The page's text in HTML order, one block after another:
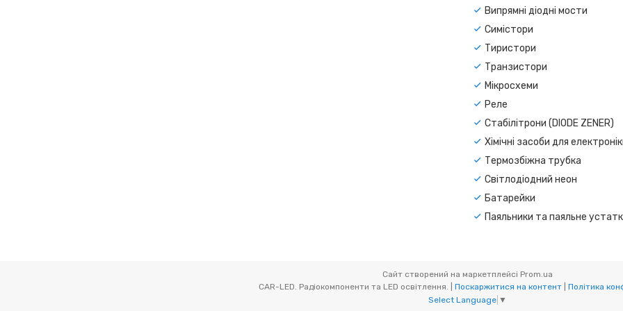
Випрямні діодні мости
Симістори
Тиристори
Транзистори
Мікросхеми
Реле
Стабілітрони (DIODE ZENER)
Хімічні засоби для
Термозбіжна трубка
Світлодіодний неон
Батарейки
Паяльники та паяльне
Сайт створений на маркетплейсі Prom.ua
Поскаржитися на контент
Політика
Select Language ▼